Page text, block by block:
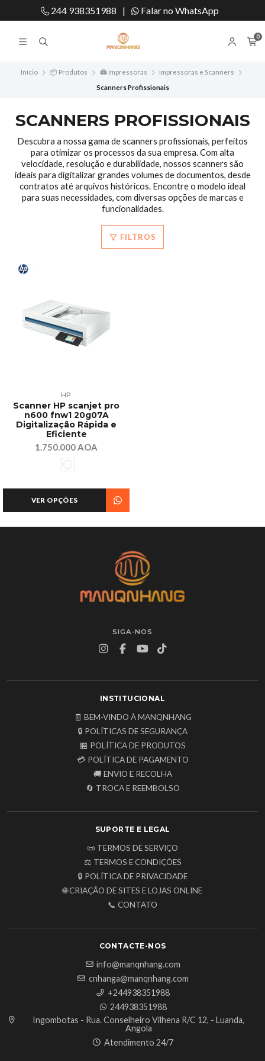
244 938351988 | Falar no WhatsApp
0
Início 📦 Produtos 🖨️ Impressoras
Impressoras e Scanners
Scanners Profissionais
SCANNERS PROFISSIONAIS
Descubra a nossa gama de scanners profissionais, perfeitos
para otimizar os processos da sua empresa. Com alta
velocidade, resolução e durabilidade, nossos scanners são
ideais para digitalizar grandes volumes de documentos, desde
contratos até arquivos históricos. Encontre o modelo ideal
para suas necessidades, com diversas opções de marcas e
funcionalidades.
FILTROS
HP
Scanner HP scanjet pro
n600 fnw1 20g07A
Digitalização Rápida e
Eficiente
1.750.000 AOA
VER OPÇÕES
SIGA-NOS
INSTITUCIONAL
🧾 BEM-VINDO À MANQNHANG
🔒 POLÍTICAS DE SEGURANÇA
🏪 POLÍTICA DE PRODUTOS
💳 POLÍTICA DE PAGAMENTO
🚚 ENVIO E RECOLHA
🔄 TROCA E REEMBOLSO
SUPORTE E LEGAL
📜 TERMOS DE SERVIÇO
⚖️ TERMOS E CONDIÇÕES
🔒 POLÍTICA DE PRIVACIDADE
🌐 CRIAÇÃO DE SITES E LOJAS ONLINE
📞 CONTATO
CONTACTE-NOS
info@manqnhang.com
cnhanga@manqnhang.com
+244938351988
244938351988
Ingombotas - Rua. Conselheiro Vilhena R/C 12, - Luanda,
Angola
Atendimento 24/7